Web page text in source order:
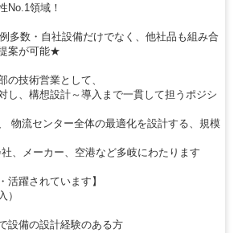
領域！
多数・自社設備だけでなく、他社品も組み合
案が可能★
の技術営業として、
し、構想設計～導入まで一貫して担うポジシ
物流センター全体の最適化を設計する、規模
、メーカー、空港など多岐にわたります
活躍されています】
）
設備の設計経験のある方